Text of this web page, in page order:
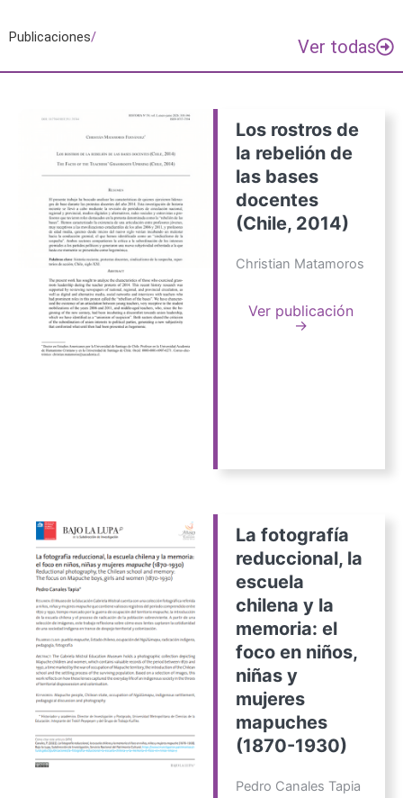
Publicaciones/ Ver todas
Los rostros de
la rebelión de
las bases
docentes
(Chile, 2014)
Christian Matamoros
Ver publicación
→
La fotografía
reduccional, la
escuela
chilena y la
memoria: el
foco en niños,
niñas y
mujeres
mapuches
(1870-1930)
Pedro Canales Tapia